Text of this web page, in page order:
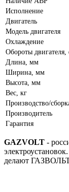
Исполнение
Двигатель
Модель двигателя
Охлаждение
Обороты
Длина, мм
Ширина, мм
Высота, мм
Вес, кг
Производство/
Производитель
Гарантия
GAZVOLT -
делают